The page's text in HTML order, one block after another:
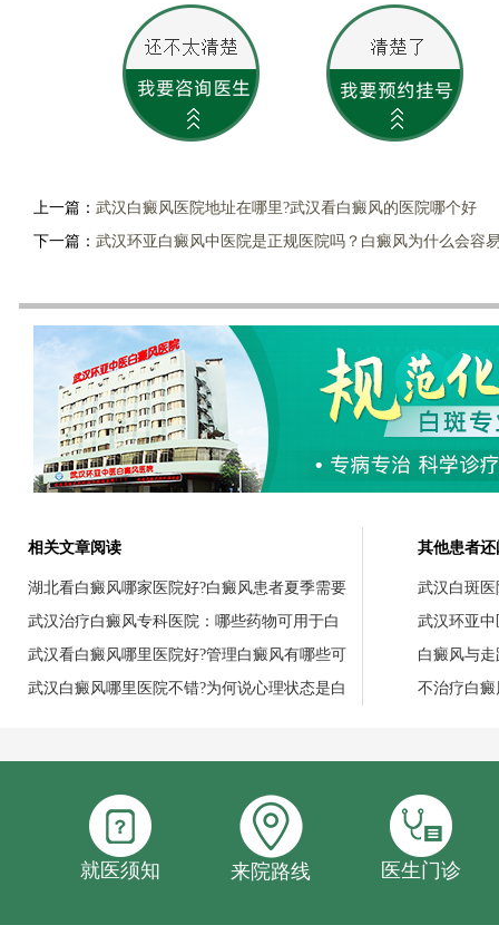
上一篇： 武汉白癜风医院地址在哪里?武汉看白癜风的医院哪个好
下一篇： 武汉环亚白癜风中医院是正规医院吗？白癜风为什么会容
相关文章阅读
湖北看白癜风哪家医院好?白癜风患者夏季需要
武汉治疗白癜风专科医院：哪些药物可用于白
武汉看白癜风哪里医院好?管理白癜风有哪些可
武汉白癜风哪里医院不错?为何说心理状态是白
其他患者
武汉白斑
武汉环亚
白癜风与
不治疗白
就医须知 来院路线 医生门诊